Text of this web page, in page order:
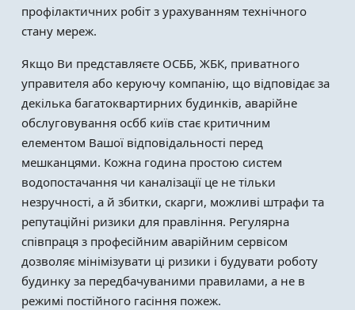
профілактичних робіт з урахуванням технічного
стану мереж.
Якщо Ви представляєте ОСББ, ЖБК, приватного
управителя або керуючу компанію, що відповідає за
декілька багатоквартирних будинків, аварійне
обслуговування осбб київ стає критичним
елементом Вашої відповідальності перед
мешканцями. Кожна година простою систем
водопостачання чи каналізації це не тільки
незручності, а й збитки, скарги, можливі штрафи та
репутаційні ризики для правління. Регулярна
співпраця з професійним аварійним сервісом
дозволяє мінімізувати ці ризики і будувати роботу
будинку за передбачуваними правилами, а не в
режимі постійного гасіння пожеж.